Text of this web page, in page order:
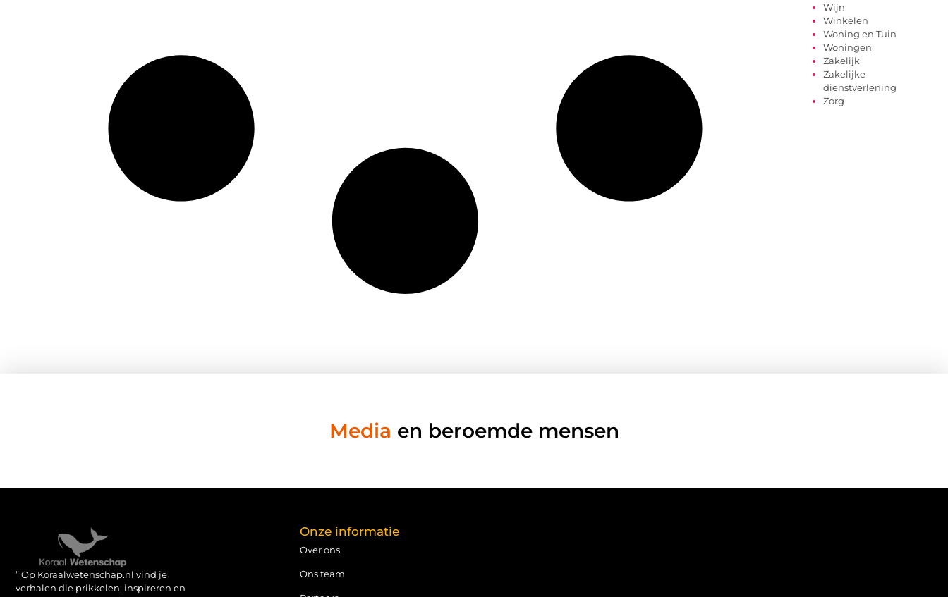
Wijn
Winkelen
Woning en Tuin
Woningen
Zakelijk
Zakelijke
dienstverlening
Zorg
Media en beroemde mensen
” Op Koraalwetenschap.nl vind je
verhalen die prikkelen, inspireren en
Onze informatie
Over ons
Ons team